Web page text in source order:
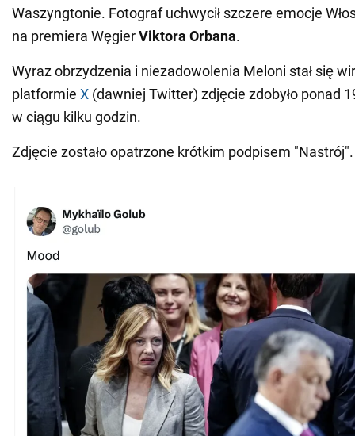
Waszyngtonie. Fotograf uchwycił szczere emocje
na premiera WęgierViktora Orbana.
Wyraz obrzydzenia i niezadowolenia Meloni stał się
platformie X (dawniej Twitter) zdjęcie zdobyło ponad
w ciągu kilku godzin.
Zdjęcie zostało opatrzone krótkim podpisem "Nastrój".